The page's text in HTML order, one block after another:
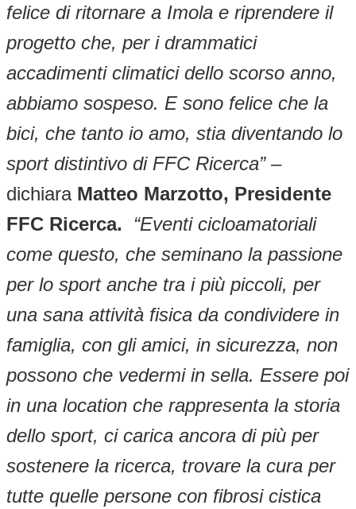
felice di ritornare a Imola e riprendere il
progetto che, per i drammatici
accadimenti climatici dello scorso anno,
abbiamo sospeso. E sono felice che la
bici, che tanto io amo, stia diventando lo
sport distintivo di FFC Ricerca” –
dichiara Matteo Marzotto, Presidente
FFC Ricerca.
“Eventi cicloamatoriali
come questo, che seminano la passione
per lo sport anche tra i più piccoli, per
una sana attività fisica da condividere in
famiglia, con gli amici, in sicurezza, non
possono che vedermi in sella. Essere poi
in una location che rappresenta la storia
dello sport, ci carica ancora di più per
sostenere la ricerca, trovare la cura per
tutte quelle persone con fibrosi cistica